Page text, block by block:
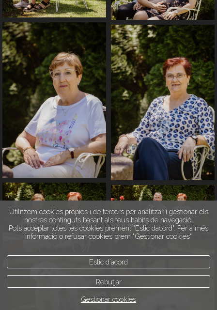
Utilitzem cookies pròpies i de tercers per analitzar i gestionar els
nostres continguts basant als teus hàbits de navegació.
Pots acceptar totes les cookies prement "Estic dacord". Per a més
informació o refusar cookies prem "Gestionar cookies"
Estic d`acord
Rebutjar
Gestionar cookies